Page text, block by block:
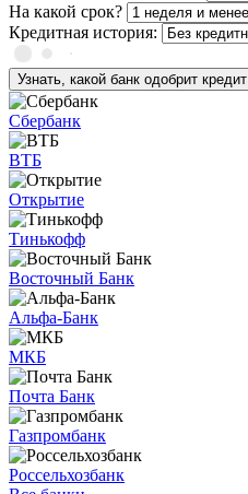
На какой срок?
Кредитная история:
Узнать, какой банк одобрит кредит
Сбербанк
ВТБ
Открытие
Тинькофф
Восточный Банк
Альфа-Банк
МКБ
Почта Банк
Газпромбанк
Россельхозбанк